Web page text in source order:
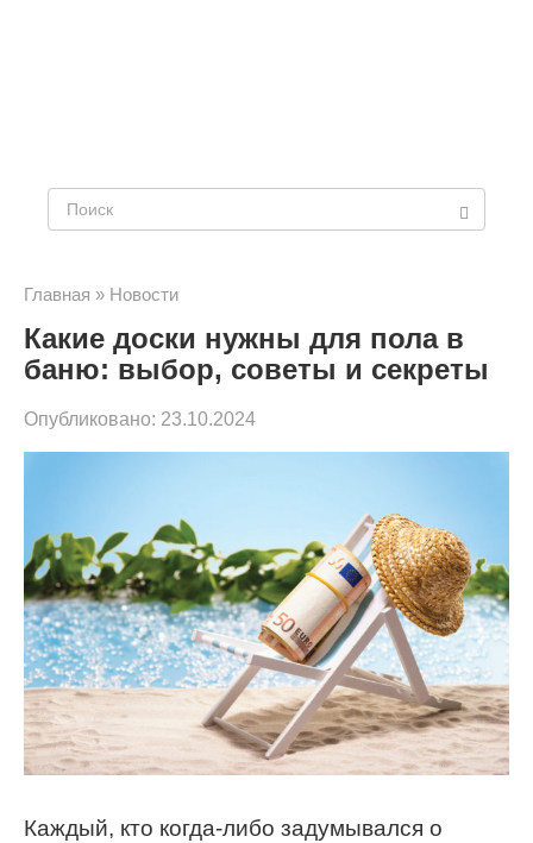
Главная » Новости
Какие доски нужны для пола в
баню: выбор, советы и секреты
Опубликовано: 23.10.2024
Каждый, кто когда-либо задумывался о